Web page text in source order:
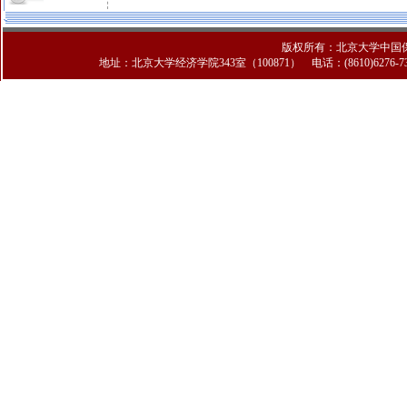
版权所有：北京大学中国
地址：北京大学经济学院343室（100871） 电话：